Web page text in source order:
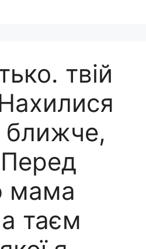
твій
мама
таєм